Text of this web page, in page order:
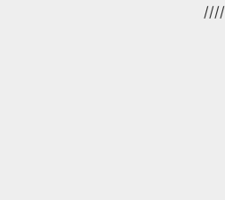
//
//